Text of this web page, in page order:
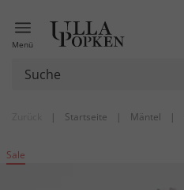
Menü
| Startseite | Mäntel |
Sale